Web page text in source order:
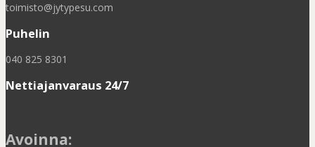
toimisto@jytypesu.com
Puhelin
040 825 8301
Nettiajanvaraus 24/7
Avoinna: